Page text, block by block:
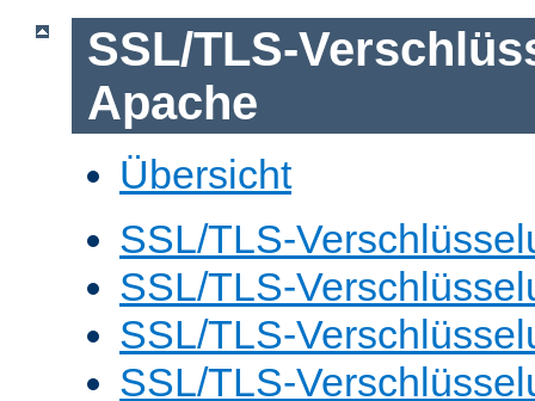
SSL/TLS-
Apache
Übersicht
SSL/TLS-
SSL/TLS-
SSL/TLS-
SSL/TLS-